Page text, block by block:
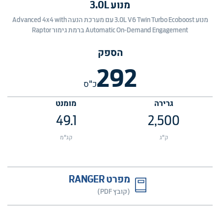
מנוע 3.0L
מנוע 3.0L V6 Twin Turbo Ecoboost עם מערכת הנעה Advanced 4x4 with
Automatic On-Demand Engagement ברמת גימור Raptor
הספק
292כ"ס
גרירה
2,500
ק"ג
מומנט
49.1
קג"מ
מפרט RANGER
(קובץ PDF)